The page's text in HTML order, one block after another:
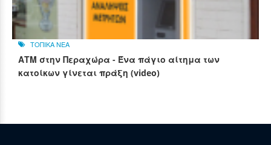
ΤΟΠΙΚΑ ΝΕΑ
ΑΤΜ στην Περαχώρα - Ένα πάγιο αίτημα των
κατοίκων γίνεται πράξη (video)